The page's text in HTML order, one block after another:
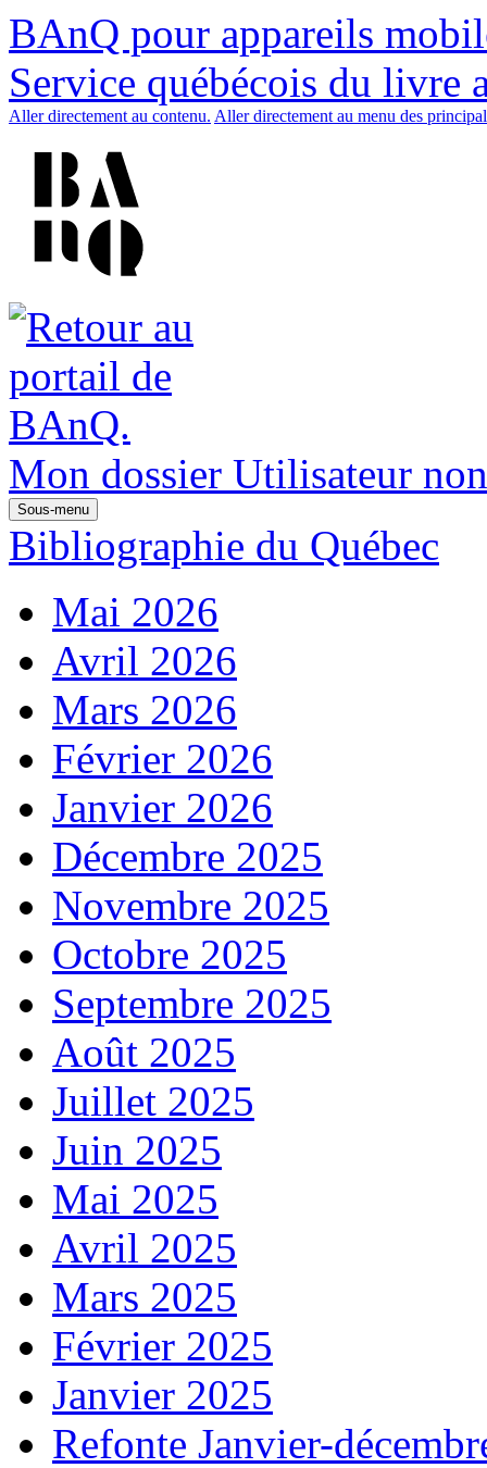
BAnQ pour appareils
Service québécois du livre
Aller directement au contenu. Aller directement au menu des
Mon dossier Utilisateur
Sous-menu
Bibliographie du Québec
Mai 2026
Avril 2026
Mars 2026
Février 2026
Janvier 2026
Décembre 2025
Novembre 2025
Octobre 2025
Septembre 2025
Août 2025
Juillet 2025
Juin 2025
Mai 2025
Avril 2025
Mars 2025
Février 2025
Janvier 2025
Refonte Janvier-